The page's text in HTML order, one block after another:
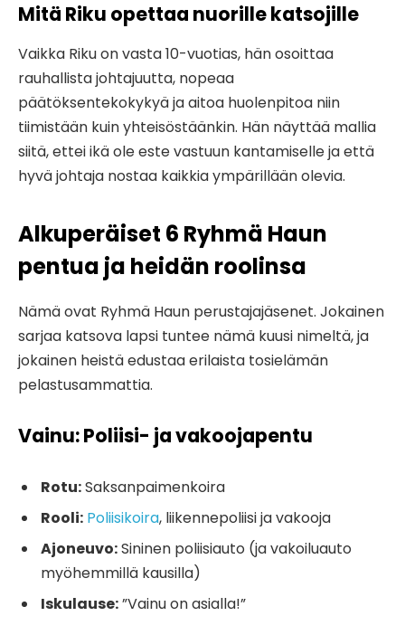
Mitä Riku opettaa nuorille katsojille
Vaikka Riku on vasta 10-vuotias, hän osoittaa
rauhallista johtajuutta, nopeaa
päätöksentekokykyä ja aitoa huolenpitoa niin
tiimistään kuin yhteisöstäänkin. Hän näyttää mallia
siitä, ettei ikä ole este vastuun kantamiselle ja että
hyvä johtaja nostaa kaikkia ympärillään olevia.
Alkuperäiset 6 Ryhmä Haun
pentua ja heidän roolinsa
Nämä ovat Ryhmä Haun perustajajäsenet. Jokainen
sarjaa katsova lapsi tuntee nämä kuusi nimeltä, ja
jokainen heistä edustaa erilaista tosielämän
pelastusammattia.
Vainu: Poliisi- ja vakoojapentu
Rotu:Saksanpaimenkoira
Rooli: Poliisikoira, liikennepoliisi ja vakooja
Ajoneuvo:Sininen poliisiauto (ja vakoiluauto
myöhemmillä kausilla)
Iskulause:”Vainu on asialla!”